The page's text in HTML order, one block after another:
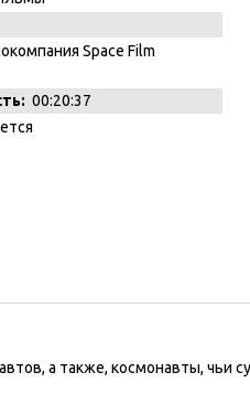
Space Film
00:20:37
а также, космонавты, чьи